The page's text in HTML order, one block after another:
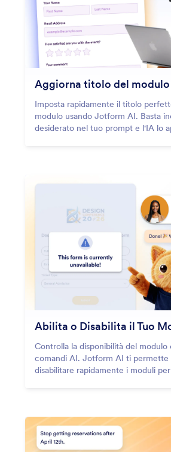
Aggiorna titolo del modulo
Imposta rapidamente il titolo
modulo usando Jotform AI. Basta
desiderato nel tuo prompt e l'IA lo
Abilita o Disabilita il Tuo
Controlla la disponibilità del modulo
comandi AI. Jotform AI ti permette
disabilitare rapidamente i moduli